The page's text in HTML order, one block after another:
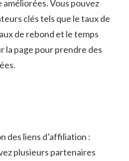
Vous pouvez
clés tels que ⁤le taux de
de rebond et le temps
la page pour prendre des
des liens d’affiliation :
plusieurs ‍partenaires